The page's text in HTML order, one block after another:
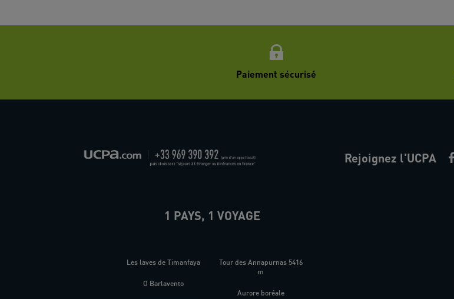
Paiement sécurisé
Rejoignez l'UCPA
1 PAYS, 1 VOYAGE
Les laves de Timanfaya
O Barlavento
Tour des Annapurnas 5416
m
Aurore boréale